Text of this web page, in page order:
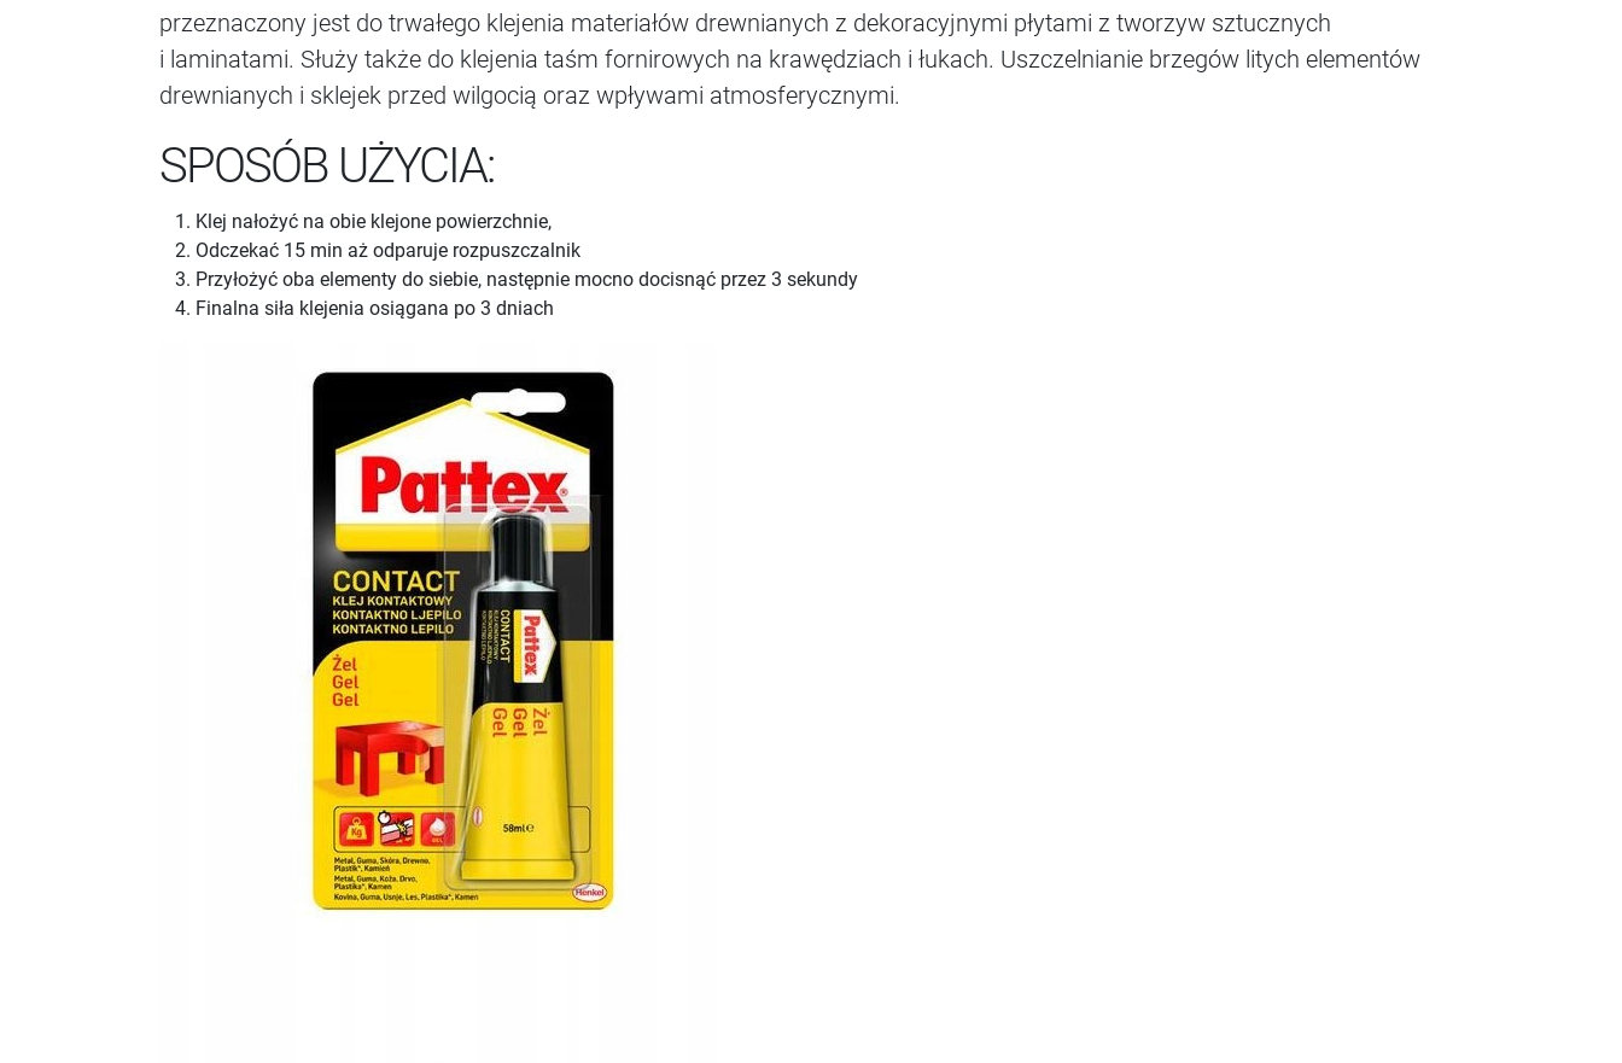
przeznaczony jest do trwałego klejenia materiałów drewnianych z dekoracyjnymi płytami z tworzyw sztucznych
i laminatami. Służy także do klejenia taśm fornirowych na krawędziach i łukach. Uszczelnianie brzegów litych elementów
drewnianych i sklejek przed wilgocią oraz wpływami atmosferycznymi.
SPOSÓB UŻYCIA:
Klej nałożyć na obie klejone powierzchnie,
Odczekać 15 min aż odparuje rozpuszczalnik
Przyłożyć oba elementy do siebie, następnie mocno docisnąć przez 3 sekundy
Finalna siła klejenia osiągana po 3 dniach